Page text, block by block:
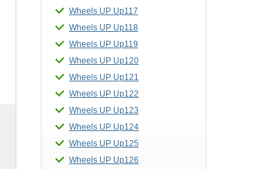
Wheels UP Up117
Wheels UP Up118
Wheels UP Up119
Wheels UP Up120
Wheels UP Up121
Wheels UP Up122
Wheels UP Up123
Wheels UP Up124
Wheels UP Up125
Wheels UP Up126